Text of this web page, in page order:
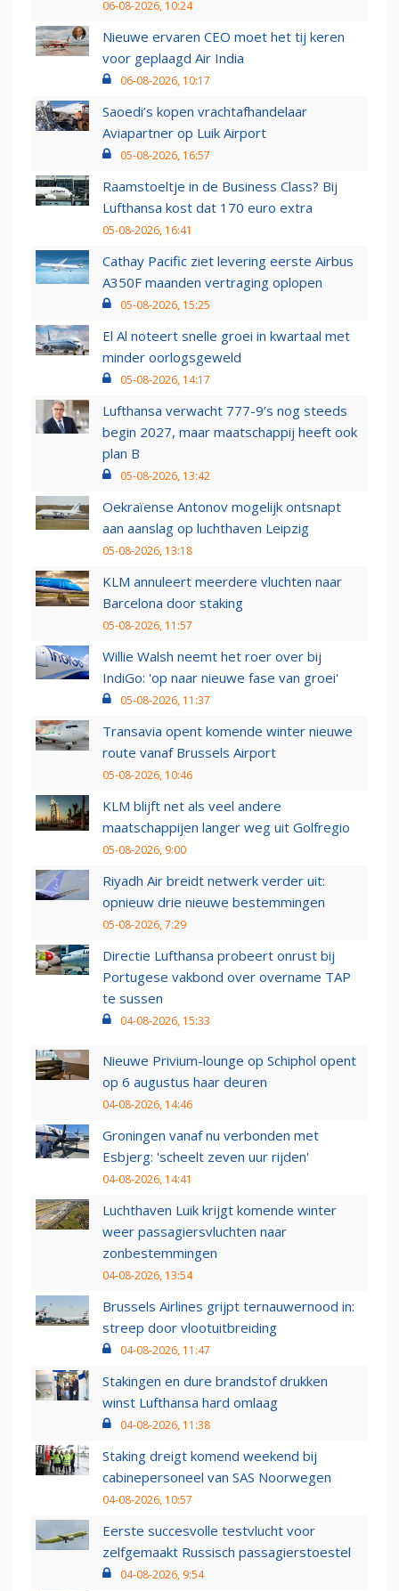
06-08-2026, 10:24
Nieuwe ervaren CEO moet het tij keren
voor geplaagd Air India
06-08-2026, 10:17
Saoedi’s kopen vrachtafhandelaar
Aviapartner op Luik Airport
05-08-2026, 16:57
Raamstoeltje in de Business Class? Bij
Lufthansa kost dat 170 euro extra
05-08-2026, 16:41
Cathay Pacific ziet levering eerste Airbus
A350F maanden vertraging oplopen
05-08-2026, 15:25
El Al noteert snelle groei in kwartaal met
minder oorlogsgeweld
05-08-2026, 14:17
Lufthansa verwacht 777-9’s nog steeds
begin 2027, maar maatschappij heeft ook
plan B
05-08-2026, 13:42
Oekraïense Antonov mogelijk ontsnapt
aan aanslag op luchthaven Leipzig
05-08-2026, 13:18
KLM annuleert meerdere vluchten naar
Barcelona door staking
05-08-2026, 11:57
Willie Walsh neemt het roer over bij
IndiGo: 'op naar nieuwe fase van groei'
05-08-2026, 11:37
Transavia opent komende winter nieuwe
route vanaf Brussels Airport
05-08-2026, 10:46
KLM blijft net als veel andere
maatschappijen langer weg uit Golfregio
05-08-2026, 9:00
Riyadh Air breidt netwerk verder uit:
opnieuw drie nieuwe bestemmingen
05-08-2026, 7:29
Directie Lufthansa probeert onrust bij
Portugese vakbond over overname TAP
te sussen
04-08-2026, 15:33
Nieuwe Privium-lounge op Schiphol opent
op 6 augustus haar deuren
04-08-2026, 14:46
Groningen vanaf nu verbonden met
Esbjerg: 'scheelt zeven uur rijden'
04-08-2026, 14:41
Luchthaven Luik krijgt komende winter
weer passagiersvluchten naar
zonbestemmingen
04-08-2026, 13:54
Brussels Airlines grijpt ternauwernood in:
streep door vlootuitbreiding
04-08-2026, 11:47
Stakingen en dure brandstof drukken
winst Lufthansa hard omlaag
04-08-2026, 11:38
Staking dreigt komend weekend bij
cabinepersoneel van SAS Noorwegen
04-08-2026, 10:57
Eerste succesvolle testvlucht voor
zelfgemaakt Russisch passagierstoestel
04-08-2026, 9:54